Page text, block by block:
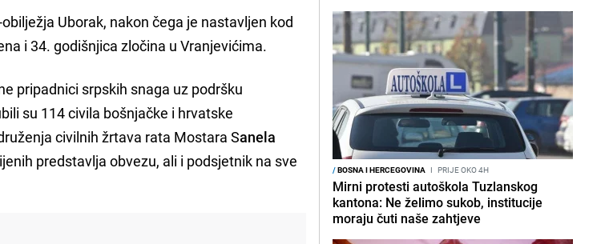
Uborak, nakon čega je nastavljen kod
i 34. godišnjica zločina u Vranjevićima.
pripadnici srpskih snaga uz podršku
su 114 civila bošnjačke i hrvatske
civilnih žrtava rata Mostara Sanela
predstavlja obvezu, ali i podsjetnik na sve
/BOSNA I HERCEGOVINA I PRIJE OKO 4H
Mirni protesti autoškola Tuzlanskog
kantona: Ne želimo sukob, institucije
moraju čuti naše zahtjeve